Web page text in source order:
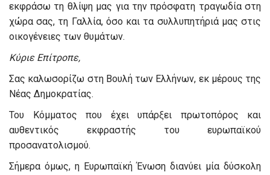
εκφράσω τη θλίψη μας για την πρόσφατη τραγωδία στη
χώρα σας, τη Γαλλία, όσο και τα συλλυπητήριά μας στις
οικογένειες των θυμάτων.
Κύριε Επίτροπε,
Σας καλωσορίζω στη Βουλή των Ελλήνων, εκ μέρους της
Νέας Δημοκρατίας.
Του Κόμματος που έχει υπάρξει πρωτοπόρος και
αυθεντικός εκφραστής του ευρωπαϊκού
προσανατολισμού.
Σήμερα όμως, η Ευρωπαϊκή Ένωση διανύει μία δύσκολη